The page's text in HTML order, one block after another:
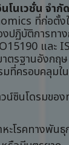
นเวชั่น จำกั
ที่ก่อตั้ง
ปฏิบัติการทา
และ
ตรฐานอังกฤ
มที่ครอบคลุมใ
น์ซินโดรมของ
ะโรคทางพัน